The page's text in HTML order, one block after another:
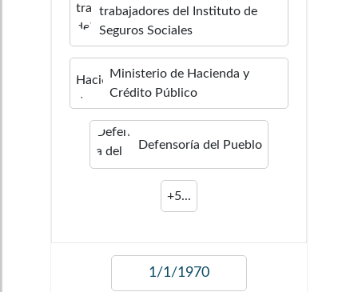
trabajadores del Instituto de
Seguros Sociales
Ministerio de Hacienda y
Crédito Público
Defensorí­a del Pueblo
+5...
1/1/1970